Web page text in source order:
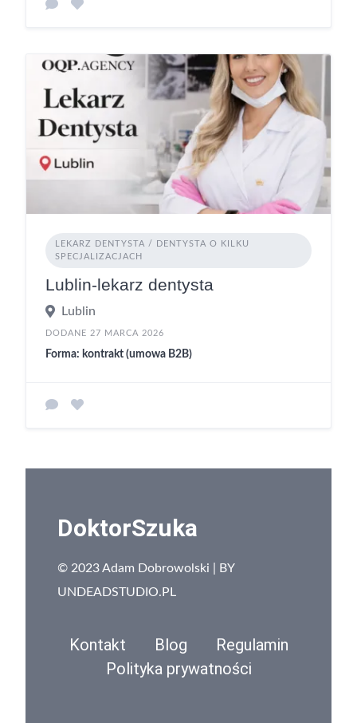
LEKARZ DENTYSTA / DENTYSTA O KILKU
SPECJALIZACJACH
Lublin-lekarz dentysta
Lublin
DODANE 27 MARCA 2026
Forma: kontrakt (umowa B2B)
DoktorSzuka
© 2023 Adam Dobrowolski | BY
UNDEADSTUDIO.PL
Kontakt Blog
Regulamin
Polityka prywatności